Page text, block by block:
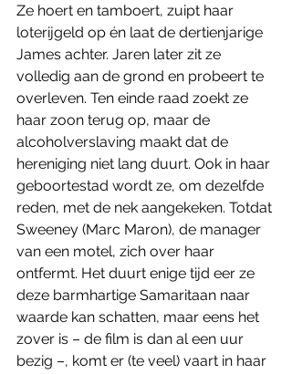
Ze hoert en tamboert, zuipt haar
loterijgeld op én laat de dertienjarige
James achter. Jaren later zit ze
volledig aan de grond en probeert te
overleven. Ten einde raad zoekt ze
haar zoon terug op, maar de
alcoholverslaving maakt dat de
hereniging niet lang duurt. Ook in haar
geboortestad wordt ze, om dezelfde
reden, met de nek aangekeken. Totdat
Sweeney (Marc Maron), de manager
van een motel, zich over haar
ontfermt. Het duurt enige tijd eer ze
deze barmhartige Samaritaan naar
waarde kan schatten, maar eens het
zover is – de film is dan al een uur
bezig –, komt er (te veel) vaart in haar